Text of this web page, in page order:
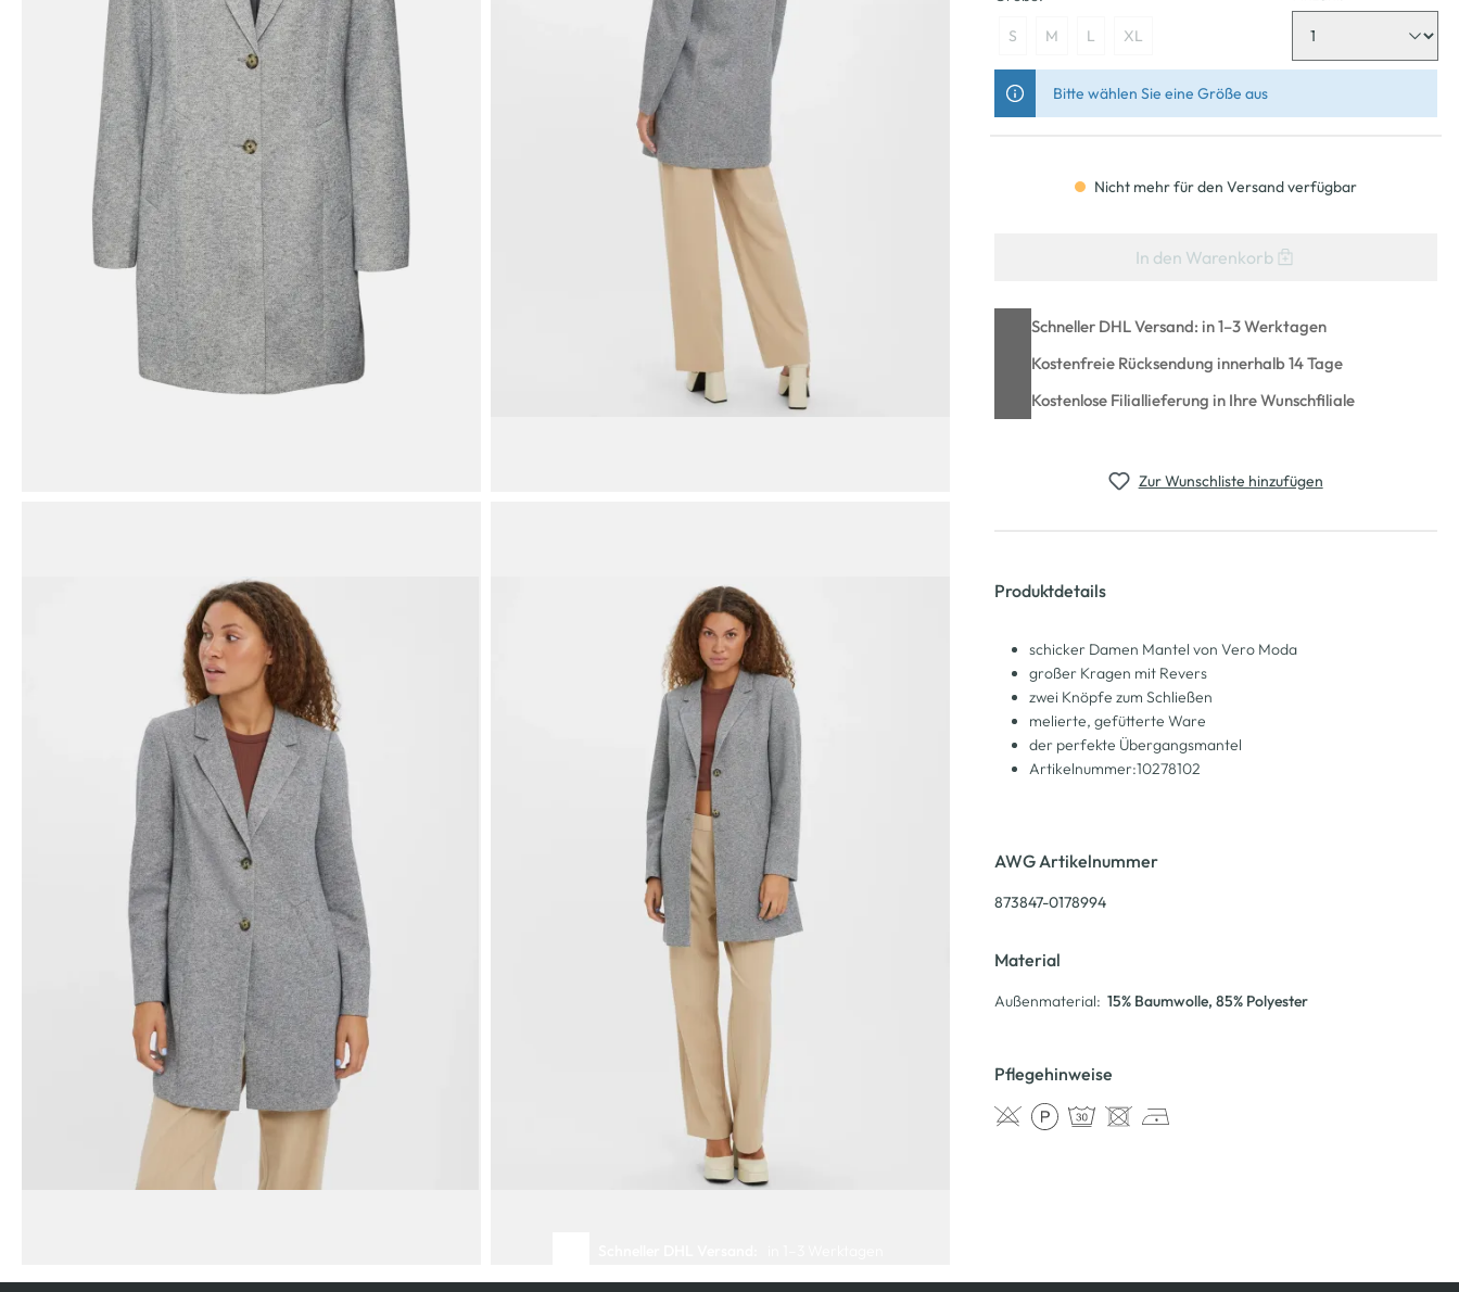
S M L XL
Bitte wählen Sie eine Größe aus
Nicht mehr für den Versand verfügbar
In den Warenkorb
Schneller DHL Versand: in 1–3 Werktagen
Kostenfreie Rücksendung innerhalb 14 Tage
Kostenlose Filiallieferung in Ihre Wunschfiliale
Zur Wunschliste hinzufügen
Produktdetails
schicker Damen Mantel von Vero Moda
großer Kragen mit Revers
zwei Knöpfe zum Schließen
melierte, gefütterte Ware
der perfekte Übergangsmantel
Artikelnummer:10278102
AWG Artikelnummer
873847-0178994
Material
Außenmaterial: 15% Baumwolle, 85% Polyester
Pflegehinweise